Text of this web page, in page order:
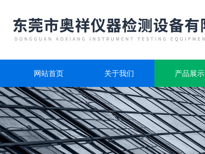
网站首页 关于我们 产品展示